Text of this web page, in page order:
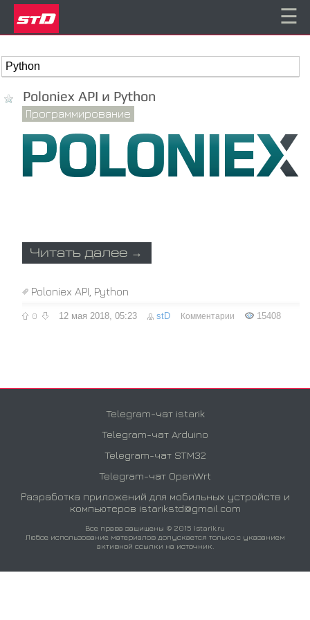
☰
Poloniex API и Python
Программирование
Читать далее →
Poloniex API Python
0 12 мая 2018, 05:23 stD Комментарии 15408
Telegram-чат istarik
Telegram-чат Arduino
Telegram-чат STM32
Telegram-чат OpenWrt
Разработка приложений для мобильных устройств и
компьютеров istarikstd@gmail.com
Все права защищены © 2015 istarik.ru
Любое использование материалов допускается только с указанием
активной ссылки на источник.